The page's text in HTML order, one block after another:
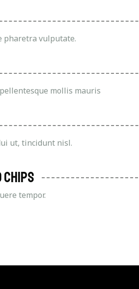
pharetra vulputate.
mollis mauris
ut, tincidunt nisl.
tempor.